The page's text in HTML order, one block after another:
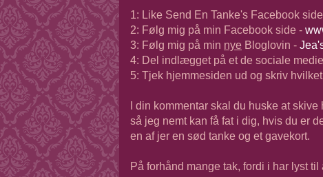
1: Like Send En Tanke's Facebook
2: Følg mig på min Facebook side -
3: Følg mig på min nye Bloglovin -
4: Del indlægget på et de sociale
5: Tjek hjemmesiden ud og skriv
I din kommentar skal du huske at
så jeg nemt kan få fat i dig, hvis du er
en af jer en sød tanke og et gavekort.
På forhånd mange tak, fordi i har lyst